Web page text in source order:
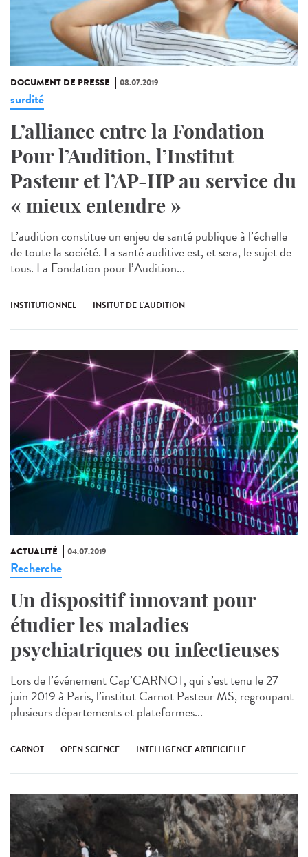
DOCUMENT DE PRESSE 08.07.2019
surdité
L’alliance entre la Fondation
Pour l’Audition, l’Institut
Pasteur et l’AP-HP au service du
« mieux entendre »
L’audition constitue un enjeu de santé publique à l’échelle
de toute la société. La santé auditive est, et sera, le sujet de
tous. La Fondation pour l’Audition...
INSTITUTIONNEL INSITUT DE L'AUDITION
ACTUALITÉ 04.07.2019
Recherche
Un dispositif innovant pour
étudier les maladies
psychiatriques ou infectieuses
Lors de l’événement Cap’CARNOT, qui s’est tenu le 27
juin 2019 à Paris, l’institut Carnot Pasteur MS, regroupant
plusieurs départements et plateformes...
CARNOT OPEN SCIENCE INTELLIGENCE ARTIFICIELLE